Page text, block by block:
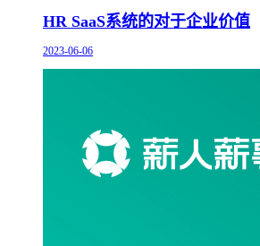
HR SaaS系统的对于企业价值
2023-06-06